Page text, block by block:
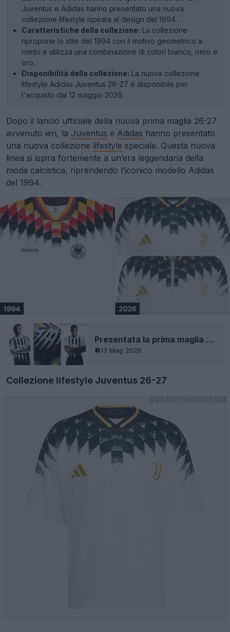
Juventus e Adidas hanno presentato una nuova
collezione lifestyle ispirata al design del 1994.
Caratteristiche della collezione: La collezione
ripropone lo stile del 1994 con il motivo geometrico a
rombi e utilizza una combinazione di colori bianco, nero e
oro.
Disponibilità della collezione: La nuova collezione
lifestyle Adidas Juventus 26-27 è disponibile per
l'acquisto dal 12 maggio 2026.
Dopo il lancio ufficiale della nuova prima maglia 26-27
avvenuto ieri, la Juventus e Adidas hanno presentato
una nuova collezione lifestyle speciale. Questa nuova
linea si ispira fortemente a un’era leggendaria della
moda calcistica, riprendendo l’iconico modello Adidas
del 1994.
Presentata la prima maglia della Juventus 26-27
13 Mag 2026
Collezione lifestyle Juventus 26-27